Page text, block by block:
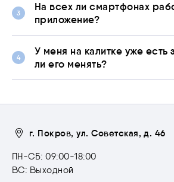
На всех ли смартфонах
приложение?
У меня на калитке уже есть
ли его менять?
г. Покров, ул. Советская, д. 46
ПН-СБ: 09:00-18:00
ВС: Выходной